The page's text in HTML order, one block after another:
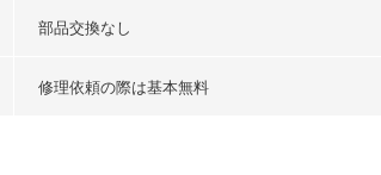
部品交換なし
修理依頼の際は基本無料